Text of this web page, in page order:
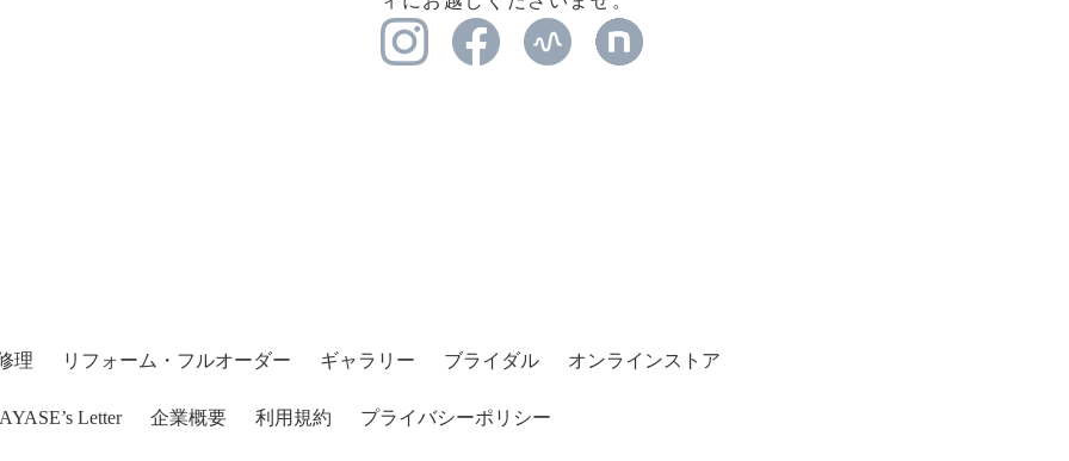
理 リフォーム・フルオーダー ギャラリー ブライダル オンラインストア
Letter 企業概要 利用規約 プライバシーポリシー